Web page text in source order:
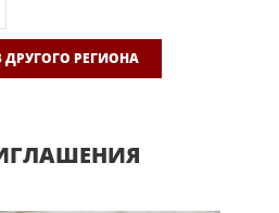
ДРУГОГО РЕГИОНА